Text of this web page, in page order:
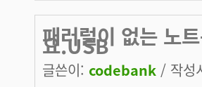
패러럴이 없는 노
요.USB
글쓴이: codebank / 작성